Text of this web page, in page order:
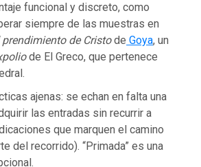
funcional y discreto, como
siempre de las muestras en
prendimiento de Cristode Goya, un
de El Greco, que pertenece
ajenas: se echan en falta una
las entradas sin recurrir a
que marquen el camino
del recorrido). “Primada” es una